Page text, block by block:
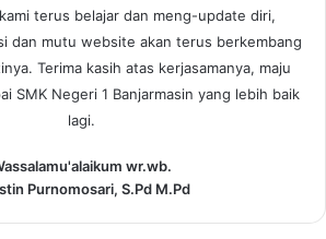
terus belajar dan meng-update diri,
dan mutu website akan terus berkembang
Terima kasih atas kerjasamanya, maju
SMK Negeri 1 Banjarmasin yang lebih baik
lagi.
wr.wb.
Purnomosari, S.Pd M.Pd